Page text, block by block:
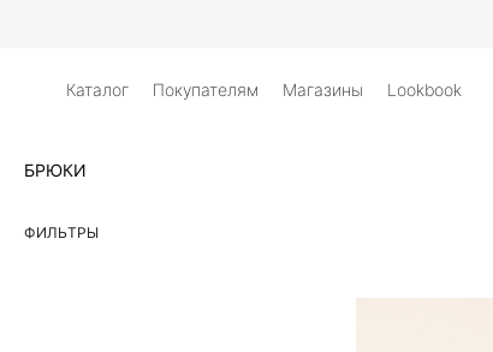
Каталог Покупателям Магазины Lookbook
БРЮКИ
ФИЛЬТРЫ